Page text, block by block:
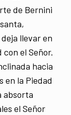
de Bernini
llevar en
el Señor.
hacia
en la Piedad
absorta
el Señor